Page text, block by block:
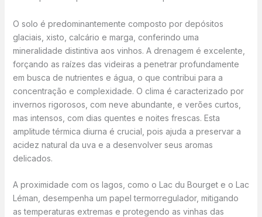
O solo é predominantemente composto por depósitos
glaciais, xisto, calcário e marga, conferindo uma
mineralidade distintiva aos vinhos. A drenagem é excelente,
forçando as raízes das videiras a penetrar profundamente
em busca de nutrientes e água, o que contribui para a
concentração e complexidade. O clima é caracterizado por
invernos rigorosos, com neve abundante, e verões curtos,
mas intensos, com dias quentes e noites frescas. Esta
amplitude térmica diurna é crucial, pois ajuda a preservar a
acidez natural da uva e a desenvolver seus aromas
delicados.
A proximidade com os lagos, como o Lac du Bourget e o Lac
Léman, desempenha um papel termorregulador, mitigando
as temperaturas extremas e protegendo as vinhas das